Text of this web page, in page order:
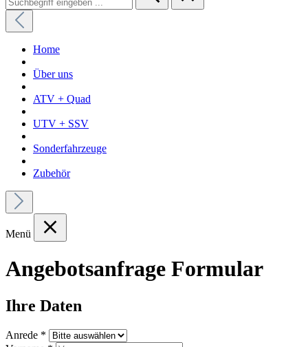
Home
Über uns
ATV + Quad
UTV + SSV
Sonderfahrzeuge
Zubehör
Menü
Angebotsanfrage Formular
Ihre Daten
Anrede *